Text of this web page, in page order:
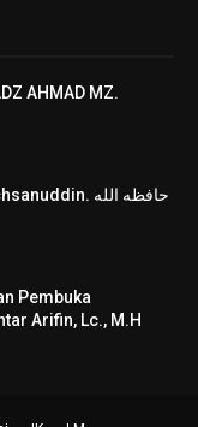
AHMAD MZ.
DOA TOLAK 4 BALA I Ust. Ichsanuddin. حافظه الله
Pembuka
Arifin, Lc., M.H